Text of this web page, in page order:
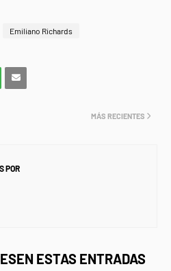
Emiliano Richards
MÁS RECIENTES
POR
ESTAS ENTRADAS